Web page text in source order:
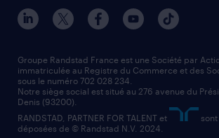
manutentionnaire
assistant administratif
comptable
contact entreprise
faq intérim / recrutement
nos agences par ville
nos agences par région
nos cabinets de recrutement
Groupe Randstad France est une Société par
immatriculée au Registre du Commerce et des
sous le numéro 702 028 234.
Notre siège social est situé au 276 avenue du
Denis (93200).
RANDSTAD, PARTNER FOR TALENT et
déposées de © Randstad N.V. 2024.